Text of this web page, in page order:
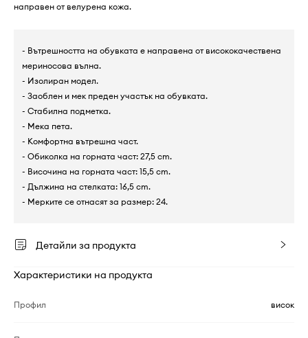
направен от велурена кожа.
- Вътрешността на обувката е направена от висококачествена
мериносова вълна.
- Изолиран модел.
- Заоблен и мек преден участък на обувката.
- Стабилна подметка.
- Мека пета.
- Комфортна вътрешна част.
- Обиколка на горната част: 27,5 cm.
- Височина на горната част: 15,5 cm.
- Дължина на стелката: 16,5 cm.
- Мерките се отнасят за размер: 24.
Детайли за продукта
Характеристики на продукта
Профил висок